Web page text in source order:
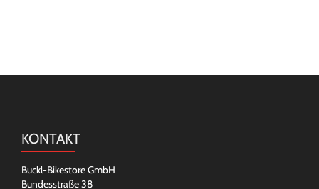
KONTAKT
Buckl-Bikestore GmbH
Bundesstraße 38